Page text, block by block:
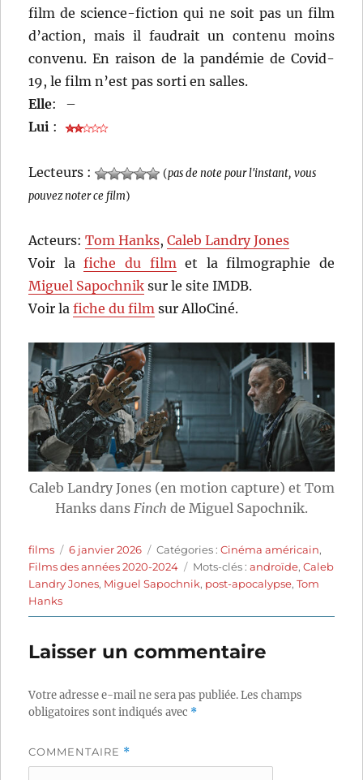
film de science-fiction qui ne soit pas un film
d’action, mais il faudrait un contenu moins
convenu. En raison de la pandémie de Covid-
19, le film n’est pas sorti en salles.
Elle:
–
Lui :
Lecteurs : (pas de note pour l'instant, vous
pouvez noter ce film)
Acteurs:Tom Hanks,Caleb Landry Jones
Voir lafiche du filmet la filmographie de
Miguel Sapochnik sur le site IMDB.
Voir lafiche du film sur AlloCiné.
Caleb Landry Jones (en motion capture) et Tom
Hanks dans Finch de Miguel Sapochnik.
Auteur
films
Publié
le
6 janvier 2026 Catégories
Catégories :Cinéma américain,
Films des années 2020-2024
Étiquettes
Mots-clés :androïde,Caleb
Landry Jones, Miguel Sapochnik, post-apocalypse,Tom
Hanks
Laisser un commentaire
Votre adresse e-mail ne sera pas publiée.Les champs
obligatoires sont indiqués avec *
COMMENTAIRE *